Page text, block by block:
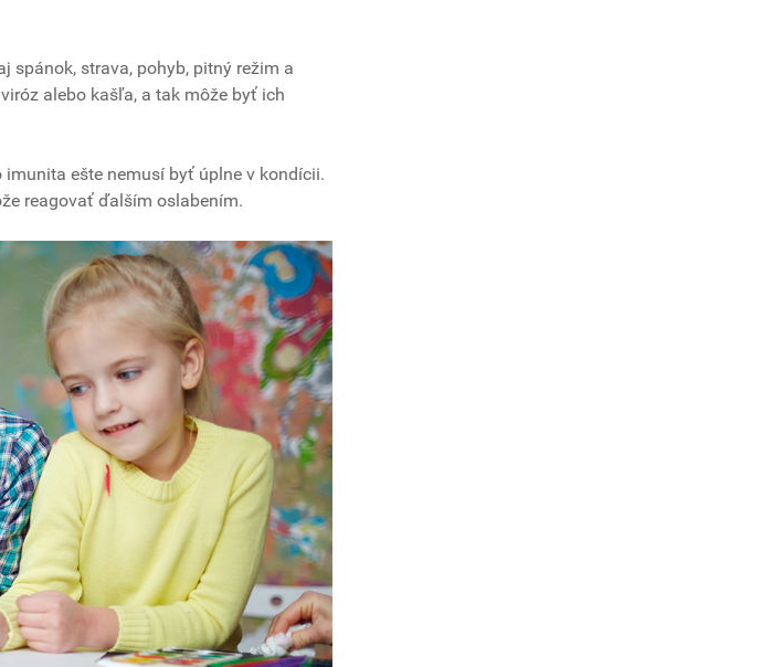
spánok, strava, pohyb, pitný režim a
alebo kašľa, a tak môže byť ich
ešte nemusí byť úplne v kondícii.
reagovať ďalším oslabením.